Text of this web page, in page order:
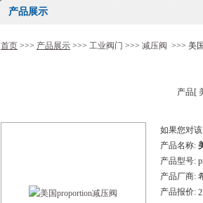
产品展示
首页>>> 产品展示>>> 工业阀门 >>> 减压阀 >>> 美
产品[
如果您对
产品名称:
产品型号:
产品厂商:
产品报价: